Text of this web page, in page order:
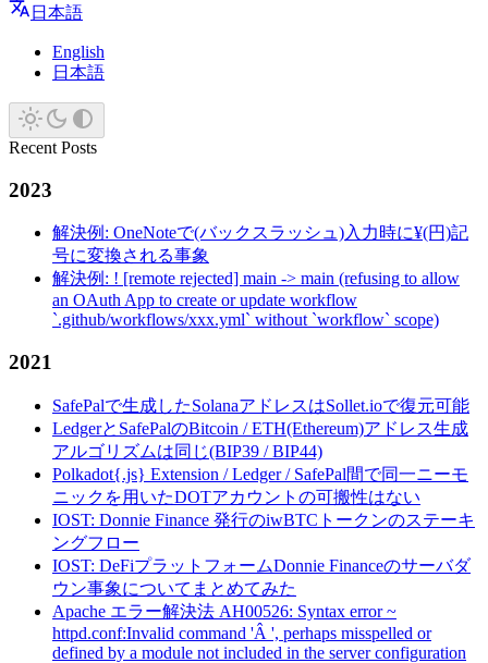
日本語
English
日本語
Recent Posts
2023
解決例: OneNoteで(バックスラッシュ)入力時に¥(円)記
号に変換される事象
解決例: ! [remote rejected] main -> main (refusing to allow
an OAuth App to create or update workflow
`.github/workflows/xxx.yml` without `workflow` scope)
2021
SafePalで生成したSolanaアドレスはSollet.ioで復元可能
LedgerとSafePalのBitcoin / ETH(Ethereum)アドレス生成
アルゴリズムは同じ(BIP39 / BIP44)
Polkadot{.js} Extension / Ledger / SafePal間で同一ニーモ
ニックを用いたDOTアカウントの可搬性はない
IOST: Donnie Finance 発行のiwBTCトークンのステーキ
ングフロー
IOST: DeFiプラットフォームDonnie Financeのサーバダ
ウン事象についてまとめてみた
Apache エラー解決法 AH00526: Syntax error ~
httpd.conf:Invalid command 'Â ', perhaps misspelled or
defined by a module not included in the server configuration